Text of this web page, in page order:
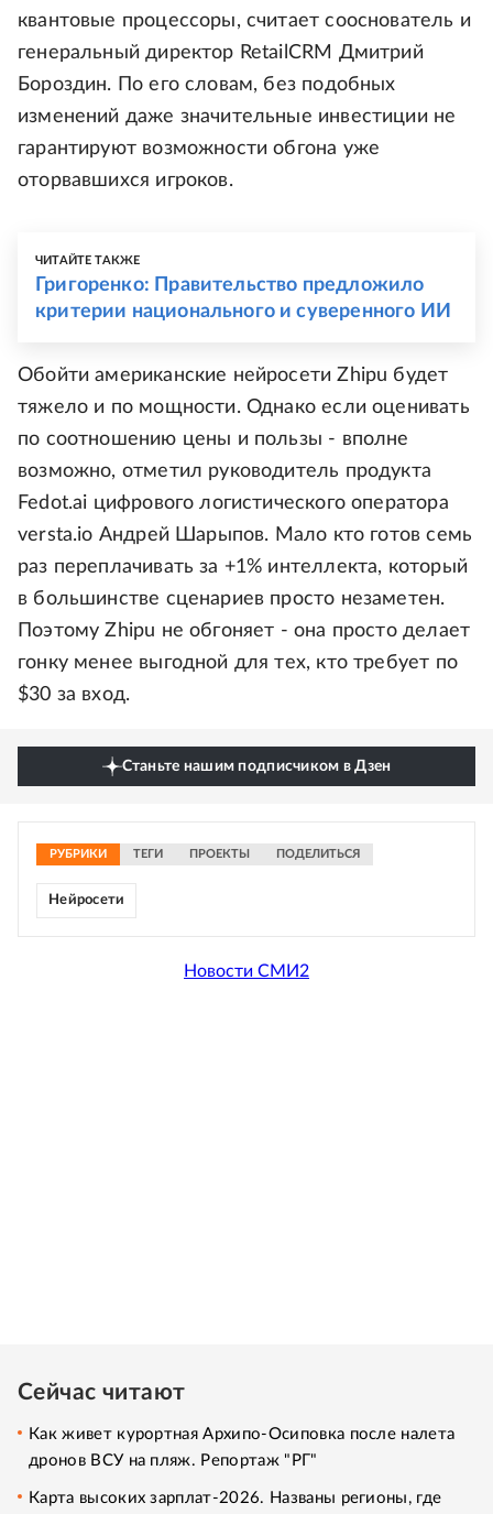
квантовые процессоры, считает сооснователь и
генеральный директор RetailCRM Дмитрий
Бороздин. По его словам, без подобных
изменений даже значительные инвестиции не
гарантируют возможности обгона уже
оторвавшихся игроков.
ЧИТАЙТЕ ТАКЖЕ
Григоренко: Правительство предложило
критерии национального и суверенного ИИ
Обойти американские нейросети Zhipu будет
тяжело и по мощности. Однако если оценивать
по соотношению цены и пользы - вполне
возможно, отметил руководитель продукта
Fedоt.аi цифрового логистического оператора
versta.io Андрей Шарыпов. Мало кто готов семь
раз переплачивать за +1% интеллекта, который
в большинстве сценариев просто незаметен.
Поэтому Zhipu не обгоняет - она просто делает
гонку менее выгодной для тех, кто требует по
$30 за вход.
Станьте нашим подписчиком в Дзен
РУБРИКИ ТЕГИ ПРОЕКТЫ ПОДЕЛИТЬСЯ
Нейросети
Новости СМИ2
Сейчас читают
Как живет курортная Архипо-Осиповка после налета
дронов ВСУ на пляж. Репортаж "РГ"
Карта высоких зарплат-2026. Названы регионы, где